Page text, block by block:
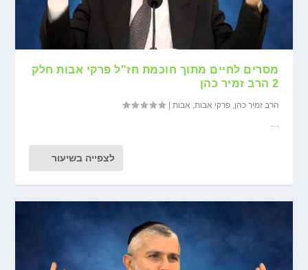
מסרים לחיים מתוך חוכמת חז"ל פרקי אבות חלק
2 הרב זמיר כהן
הרב זמיר כהן,פרקי אבות, אבות |
לצפייה בשיעור